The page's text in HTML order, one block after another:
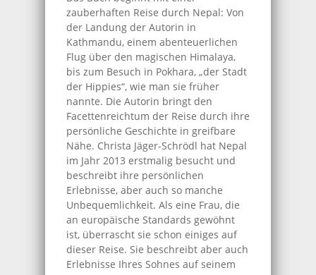
zauberhaften Reise durch Nepal: Von
der Landung der Autorin in
Kathmandu, einem abenteuerlichen
Flug über den magischen Himalaya,
bis zum Besuch in Pokhara, „der Stadt
der Hippies“, wie man sie früher
nannte. Die Autorin bringt den
Facettenreichtum der Reise durch ihre
persönliche Geschichte in greifbare
Nähe. Christa Jäger-Schrödl hat Nepal
im Jahr 2013 erstmalig besucht und
beschreibt ihre persönlichen
Erlebnisse, aber auch so manche
Unbequemlichkeit. Als eine Frau, die
an europäische Standards gewöhnt
ist, überrascht sie schon einiges auf
dieser Reise. Sie beschreibt aber auch
Erlebnisse Ihres Sohnes auf seinem